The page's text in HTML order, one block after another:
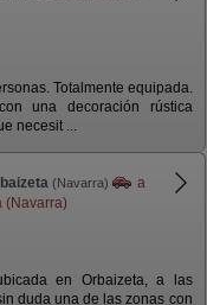
Totalmente equipada.
una decoración rústica
necesit ...
(Navarra)
a
(Navarra)
en Orbaizeta, a las
duda una de las zonas con